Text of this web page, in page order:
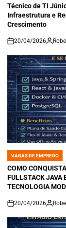
IN
Técnico de TI
Infraestrutura e
Crescimento
on
20/04/2026
POSTED
IN
VAGAS DE EMPREGO
COMO
FULLSTACK JAVA
TECNOLOGIA
on
20/04/2026